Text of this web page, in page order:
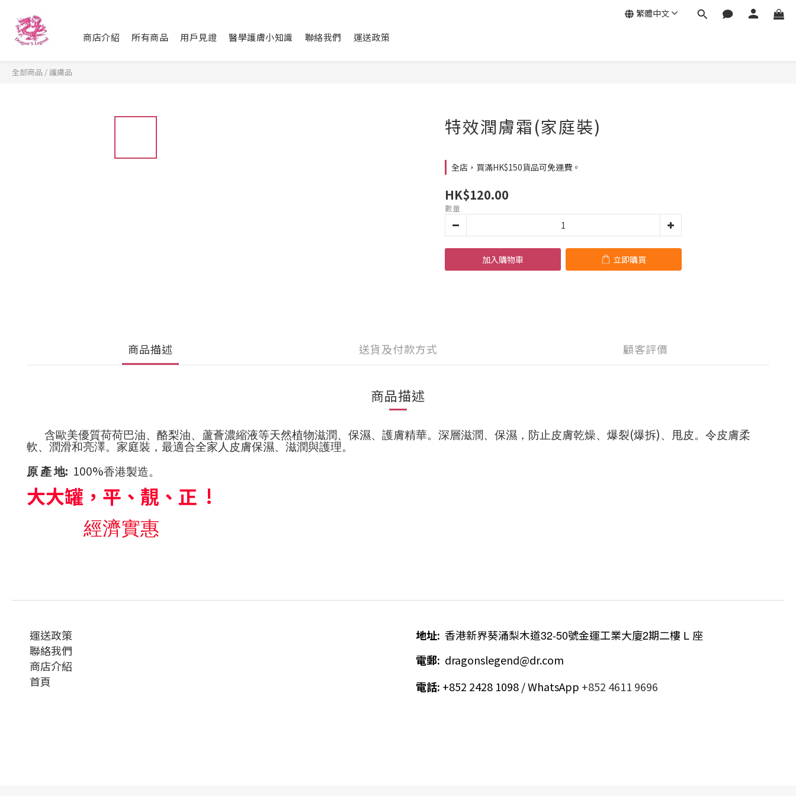
商店介紹 所有商品 用戶見證 醫學護膚小知識 聯絡我們 運送政策
繁體中文
全部商品 /護膚品
特效潤膚霜(家庭裝)
全店，買滿HK$150貨品可免運費。
HK$120.00
數量
加入購物車 立即購買
商品描述 送貨及付款方式 顧客評價
商品描述
含歐美優質荷荷巴油、 酪梨油、 蘆薈濃縮液等天然植物滋潤、保濕、護膚精華。 深層滋潤、保濕，防止皮膚乾燥、 爆裂(爆拆)、甩皮。 令皮膚柔
軟、潤滑和亮澤。 家庭裝，最適合全家人皮膚保濕、 滋潤與護理。
原 產地: 100%香港製造。
大大罐，平、靚、正 !
經濟實惠
運送政策
聯絡我們
商店介紹
首頁
地址: 香港新界葵涌梨木道32-50號金運工業大廈2期二樓 L 座
電郵: dragonslegend@dr.com
電話: +852 2428 1098 / WhatsApp +852 4611 9696